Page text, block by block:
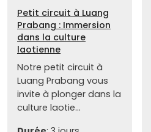
Petit circuit à Luang
Prabang : Immersion
dans la culture
laotienne
Notre petit circuit à
Luang Prabang vous
invite à plonger dans la
culture laotie...